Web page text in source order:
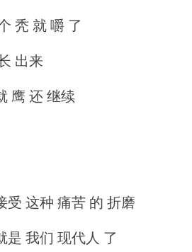
秃 就 嚼 了
出来
鹰 还 继续
受 这种 痛苦 的 折磨
是 我们 现代人 了